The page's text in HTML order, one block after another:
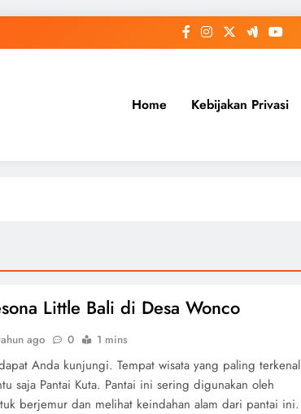
Home Kebijakan Privasi
Little Bali di Desa Wonco
ago 0 1 mins
Anda kunjungi. Tempat wisata yang paling terkenal
saja Pantai Kuta. Pantai ini sering digunakan oleh
berjemur dan melihat keindahan alam dari pantai ini.